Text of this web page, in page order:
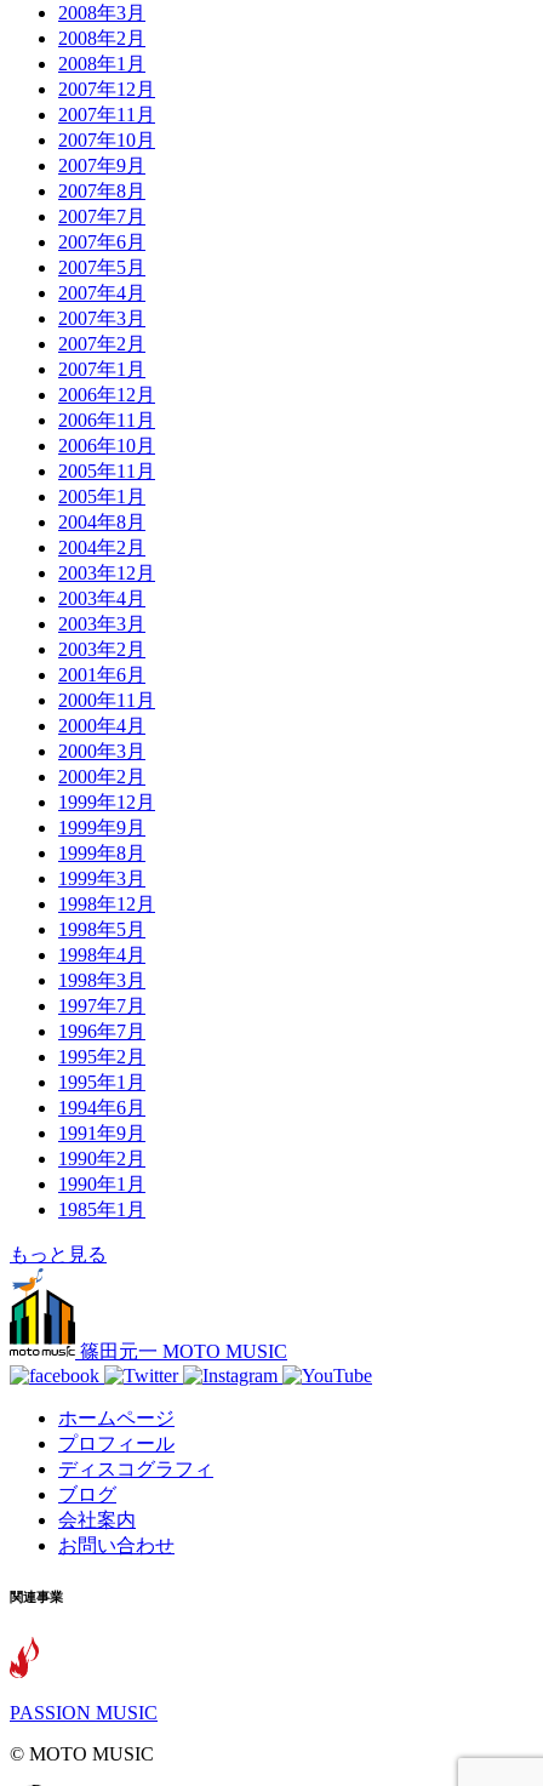
2008年3月
2008年2月
2008年1月
2007年12月
2007年11月
2007年10月
2007年9月
2007年8月
2007年7月
2007年6月
2007年5月
2007年4月
2007年3月
2007年2月
2007年1月
2006年12月
2006年11月
2006年10月
2005年11月
2005年1月
2004年8月
2004年2月
2003年12月
2003年4月
2003年3月
2003年2月
2001年6月
2000年11月
2000年4月
2000年3月
2000年2月
1999年12月
1999年9月
1999年8月
1999年3月
1998年12月
1998年5月
1998年4月
1998年3月
1997年7月
1996年7月
1995年2月
1995年1月
1994年6月
1991年9月
1990年2月
1990年1月
1985年1月
もっと見る
篠田元一 MOTO MUSIC
ホームページ
プロフィール
ディスコグラフィ
ブログ
会社案内
お問い合わせ
関連事業
PASSION MUSIC
©️ MOTO MUSIC